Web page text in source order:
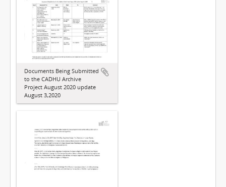
Documents Being Submitted
to the CADHU Archive
Project August 2020 update
August 3,2020